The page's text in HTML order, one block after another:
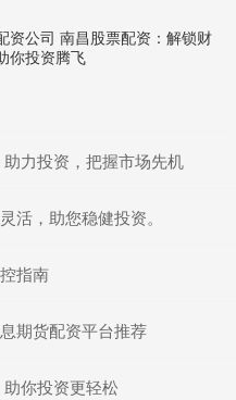
资公司 南昌股票配资：解锁财
你投资腾飞
力投资，把握市场先机
活，助您稳健投资。
指南
期货配资平台推荐
你投资更轻松